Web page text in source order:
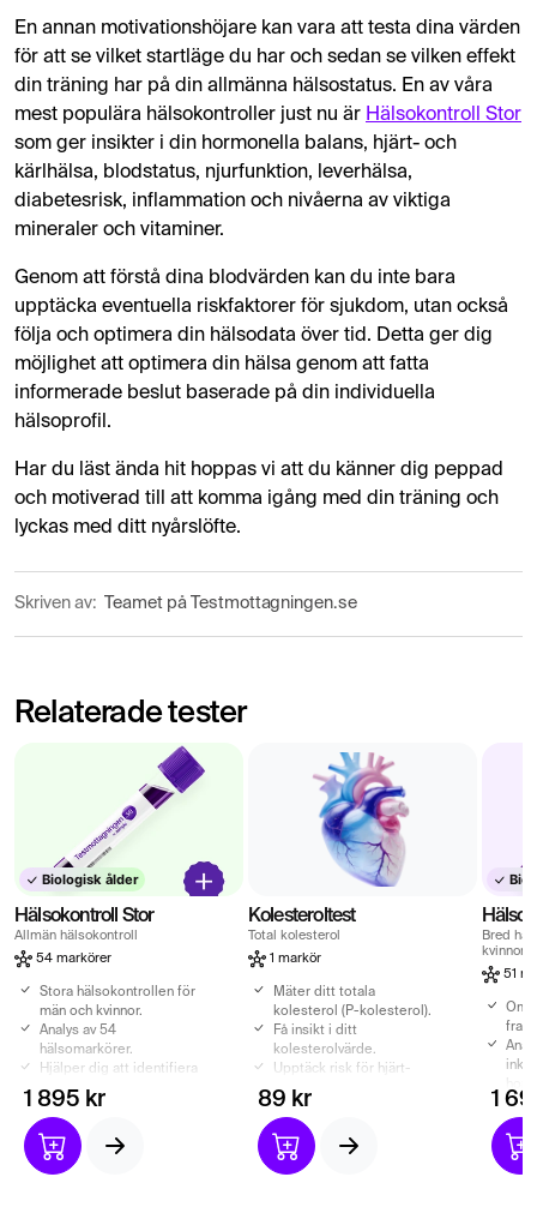
En annan motivationshöjare kan vara att testa dina värden
för att se vilket startläge du har och sedan se vilken effekt
din träning har på din allmänna hälsostatus. En av våra
mest populära hälsokontroller just nu är Hälsokontroll Stor
som ger insikter i din hormonella balans, hjärt- och
kärlhälsa, blodstatus, njurfunktion, leverhälsa,
diabetesrisk, inflammation och nivåerna av viktiga
mineraler och vitaminer.
Genom att förstå dina blodvärden kan du inte bara
upptäcka eventuella riskfaktorer för sjukdom, utan också
följa och optimera din hälsodata över tid. Detta ger dig
möjlighet att optimera din hälsa genom att fatta
informerade beslut baserade på din individuella
hälsoprofil.
Har du läst ända hit hoppas vi att du känner dig peppad
och motiverad till att komma igång med din träning och
lyckas med ditt nyårslöfte.
Skriven av: Teamet på Testmottagningen.se
Relaterade tester
Biologisk ålder
Hälsokontroll Stor
Allmän hälsokontroll
54 markörer
Stora hälsokontrollen för
män och kvinnor.
Analys av 54
hälsomarkörer.
Hjälper dig att identifiera
avvikande blodvärden.
Biologisk ålder ingår.
1 895 kr
Kolesteroltest
Total kolesterol
1 markör
Mäter ditt totala
kolesterol (P-kolesterol).
Få insikt i ditt
kolesterolvärde.
Upptäck risk för hjärt-
kärlsjukdom.
Indikation på kost- eller
livsstilsförändringar.
89 kr
Bred
kvinnor
51
1